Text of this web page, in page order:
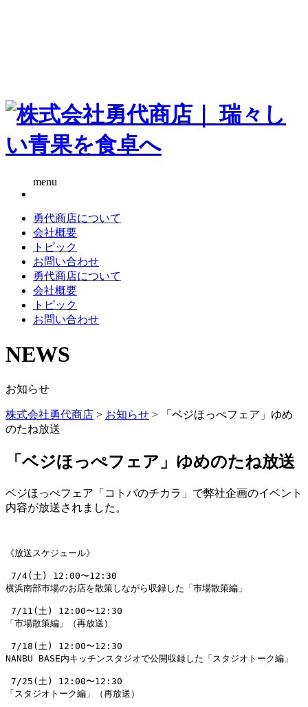
menu
勇代商店について
会社概要
トピック
お問い合わせ
勇代商店について
会社概要
トピック
お問い合わせ
NEWS
お知らせ
株式会社勇代商店 > お知らせ >
「ベジほっぺフェア」ゆめ
のたね放送
「ベジほっぺフェア」ゆめのたね放送
ベジほっぺフェア「コトバのチカラ」で弊社企画のイベント
内容が放送されました。
《放送スケジュール》
横浜南部市場のお店を散策しながら収録した「市場散策編」
「市場散策編」（再放送）
NANBU BASE内キッチンスタジオで公開収録した「スタジオトーク編」
「スタジオトーク編」（再放送）